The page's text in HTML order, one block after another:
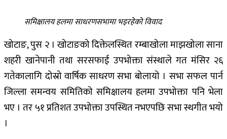
समिक्षालय हलमा साधरणसभामा भइरहेको विवाद
खोटाङ, पुस २ । खोटाङको दिक्तेलस्थित रम्बाखोला माझखोला साना
शहरी खानेपानी तथा सरसफाई उपभोक्ता संस्थाले गत मंसिर २६
गतेकालागि दोस्रो वार्षिक साधरण सभा बोलायो । सभा सफल पार्न
जिल्ला समन्वय समितिको समिक्षालय हलमा उपभोक्ता पनि भेला
भए । तर ५१ प्रतिशत उपभोक्ता उपस्थित नभएपछि सभा स्थगीत भयो
।